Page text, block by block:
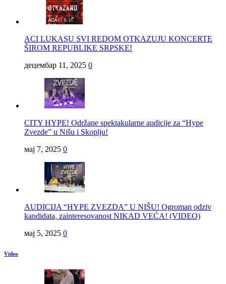
ACI LUKASU SVI REDOM OTKAZUJU KONCERTE
ŠIROM REPUBLIKE SRPSKE!
децембар 11, 2025 0
CITY HYPE! Održane spektakularne audicije za “Hype
Zvezde” u Nišu i Skoplju!
мај 7, 2025 0
AUDICIJA “HYPE ZVEZDA” U NIŠU! Ogroman odziv
kandidata, zainteresovanost NIKAD VEĆA! (VIDEO)
мај 5, 2025 0
Video